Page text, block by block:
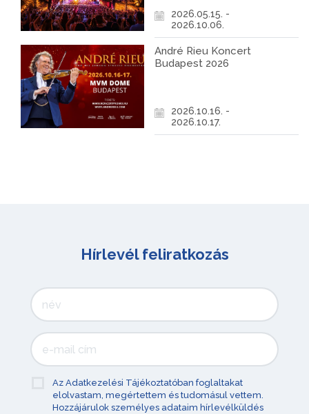
2026.05.15. -
2026.10.06.
André Rieu Koncert
Budapest 2026
2026.10.16. -
2026.10.17.
Hírlevél feliratkozás
Az Adatkezelési Tájékoztatóban foglaltakat
elolvastam, megértettem és tudomásul vettem.
Hozzájárulok személyes adataim hírlevélküldés